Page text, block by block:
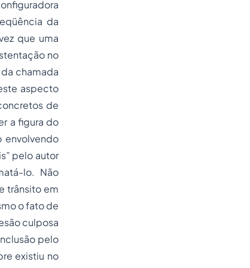
da
que uma
no
da chamada
aspecto
de
a figura do
envolvendo
pelo autor
lo. Não
trânsito em
o fato de
culposa
pelo
existiu no